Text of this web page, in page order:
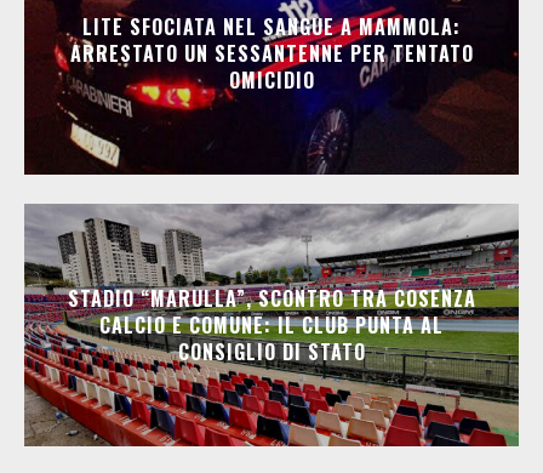
LITE SFOCIATA NEL SANGUE A MAMMOLA:
ARRESTATO UN SESSANTENNE PER TENTATO
OMICIDIO
STADIO “MARULLA”, SCONTRO TRA COSENZA
CALCIO E COMUNE: IL CLUB PUNTA AL
CONSIGLIO DI STATO